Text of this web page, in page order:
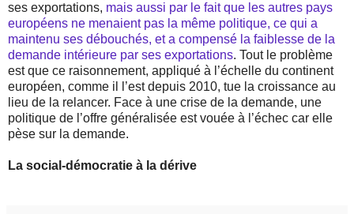
ses exportations, mais aussi par le fait que les autres pays
européens ne menaient pas la même politique, ce qui a
maintenu ses débouchés, et a compensé la faiblesse de la
demande intérieure par ses exportations. Tout le problème
est que ce raisonnement, appliqué à l’échelle du continent
européen, comme il l’est depuis 2010, tue la croissance au
lieu de la relancer. Face à une crise de la demande, une
politique de l’offre généralisée est vouée à l’échec car elle
pèse sur la demande.
La social-démocratie à la dérive